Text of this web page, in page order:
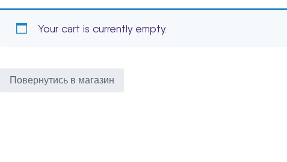
Your cart is currently empty.
Повернутись в магазин